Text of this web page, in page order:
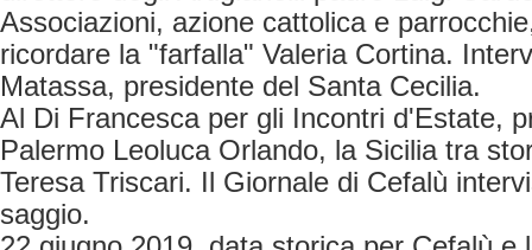
Associazioni, azione cattolica e
ricordare la "farfalla" Valeria Cortina.
Matassa, presidente del Santa Cecilia.
Al Di Francesca per gli Incontri d'Estate,
Palermo Leoluca Orlando, la Sicilia tra
Teresa Triscari. Il Giornale di Cefalù
saggio.